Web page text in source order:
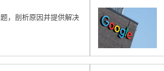
，剖析原因并提供解决